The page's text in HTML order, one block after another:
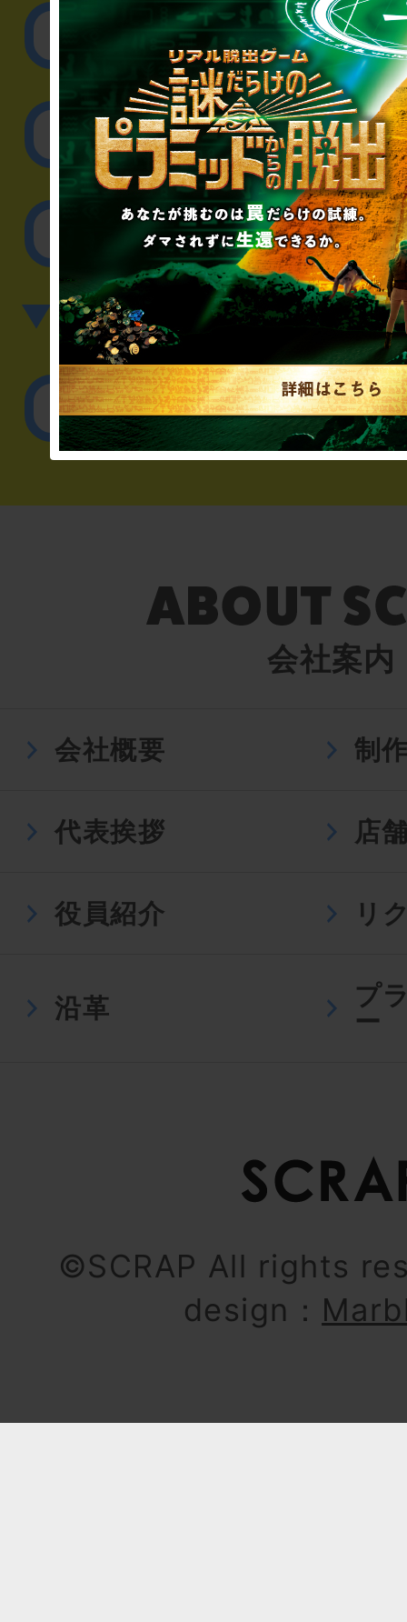
リアル脱出ゲーム制作
取材に関するお
その他のご相談／
▼英語、中国語でのお問
English／
会社案内
会社概要 制
代表挨拶 店
役員紹介 リ
沿革
プ
ー
©SCRAP All rights
design：